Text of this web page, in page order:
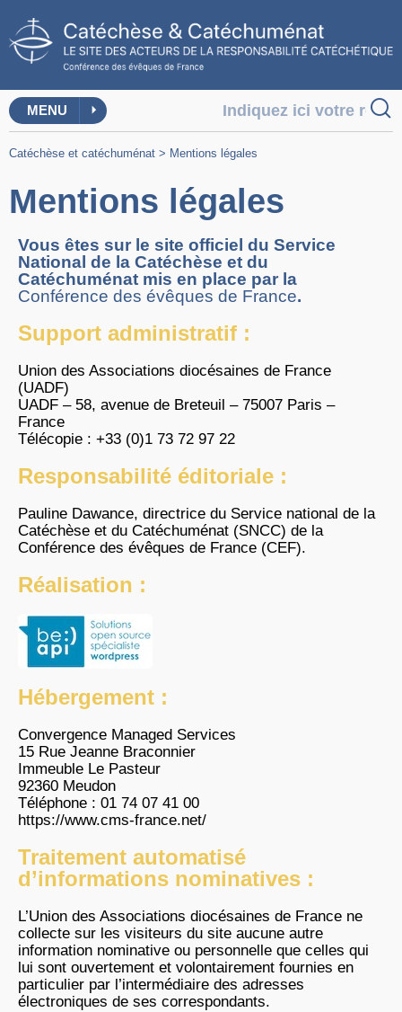
MENU
Catéchèse et catéchuménat > Mentions légales
Mentions légales
Vous êtes sur le site officiel du Service
National de la Catéchèse et du
Catéchuménat mis en place par la
Conférence des évêques de France.
Support administratif :
Union des Associations diocésaines de France
(UADF)
UADF – 58, avenue de Breteuil – 75007 Paris –
France
Télécopie : +33 (0)1 73 72 97 22
Responsabilité éditoriale :
Pauline Dawance, directrice du Service national de la
Catéchèse et du Catéchuménat (SNCC) de la
Conférence des évêques de France (CEF).
Réalisation :
Hébergement :
Convergence Managed Services
15 Rue Jeanne Braconnier
Immeuble Le Pasteur
92360 Meudon
Téléphone : 01 74 07 41 00
https://www.cms-france.net/
Traitement automatisé
d’informations nominatives :
L’Union des Associations diocésaines de France ne
collecte sur les visiteurs du site aucune autre
information nominative ou personnelle que celles qui
lui sont ouvertement et volontairement fournies en
particulier par l’intermédiaire des adresses
électroniques de ses correspondants.